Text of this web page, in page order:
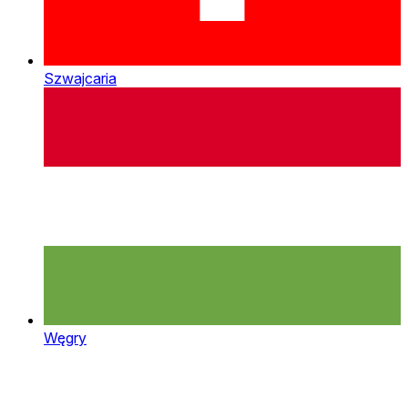
Szwajcaria
Węgry